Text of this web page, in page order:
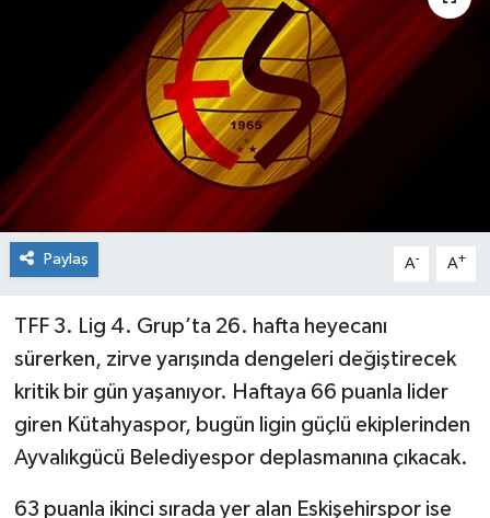
Paylaş A- A+
TFF 3. Lig 4. Grup’ta 26. hafta heyecanı
sürerken, zirve yarışında dengeleri değiştirecek
kritik bir gün yaşanıyor. Haftaya 66 puanla lider
giren Kütahyaspor, bugün ligin güçlü ekiplerinden
Ayvalıkgücü Belediyespor deplasmanına çıkacak.
63 puanla ikinci sırada yer alan Eskişehirspor ise